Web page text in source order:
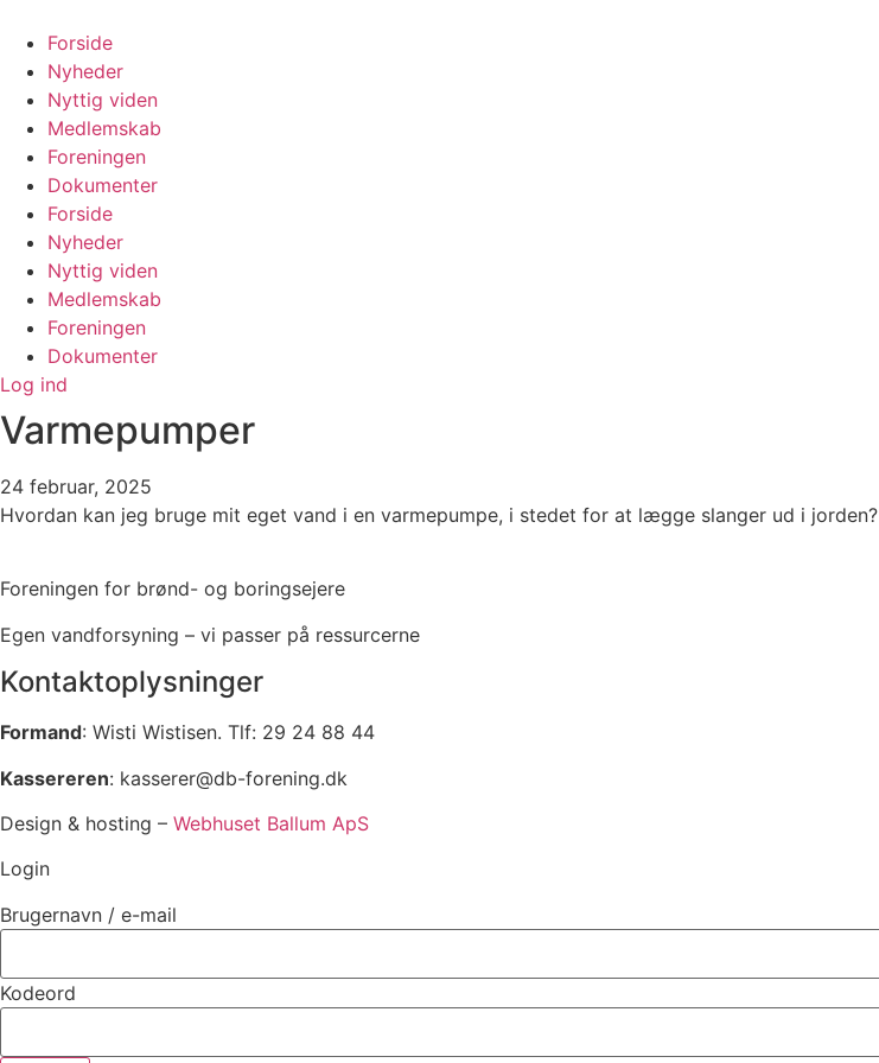
indhold
Forside
Nyheder
Nyttig viden
Medlemskab
Foreningen
Dokumenter
Forside
Nyheder
Nyttig viden
Medlemskab
Foreningen
Dokumenter
Log ind
Varmepumper
24 februar, 2025
Hvordan kan jeg bruge mit eget vand i en varmepumpe, i stedet for at lægge slanger ud i jorden?
Foreningen for brønd- og boringsejere
Egen vandforsyning – vi passer på ressurcerne
Kontaktoplysninger
Formand: Wisti Wistisen. Tlf: 29 24 88 44
Kassereren: kasserer@db-forening.dk
Design & hosting – Webhuset Ballum ApS
Login
Brugernavn / e-mail
Kodeord